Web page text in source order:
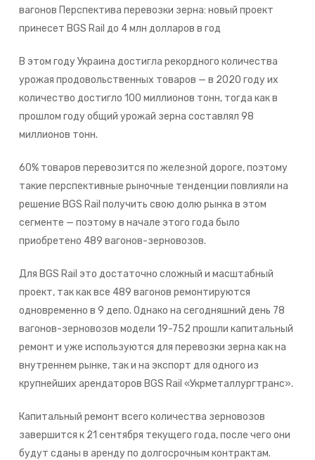
вагонов Перспектива перевозки зерна: новый проект
принесет BGS Rail до 4 млн долларов в год
В этом году Украина достигла рекордного количества
урожая продовольственных товаров — в 2020 году их
количество достигло 100 миллионов тонн, тогда как в
прошлом году общий урожай зерна составлял 98
миллионов тонн.
60% товаров перевозится по железной дороге, поэтому
такие перспективные рыночные тенденции повлияли на
решение BGS Rail получить свою долю рынка в этом
сегменте — поэтому в начале этого года было
приобретено 489 вагонов-зерновозов.
Для BGS Rail это достаточно сложный и масштабный
проект, так как все 489 вагонов ремонтируются
одновременно в 9 депо. Однако на сегодняшний день 78
вагонов-зерновозов модели 19-752 прошли капитальный
ремонт и уже используются для перевозки зерна как на
внутреннем рынке, так и на экспорт для одного из
крупнейших арендаторов BGS Rail «Укрметаллургтранс».
Капитальный ремонт всего количества зерновозов
завершится к 21 сентября текущего года, после чего они
будут сданы в аренду по долгосрочным контрактам.